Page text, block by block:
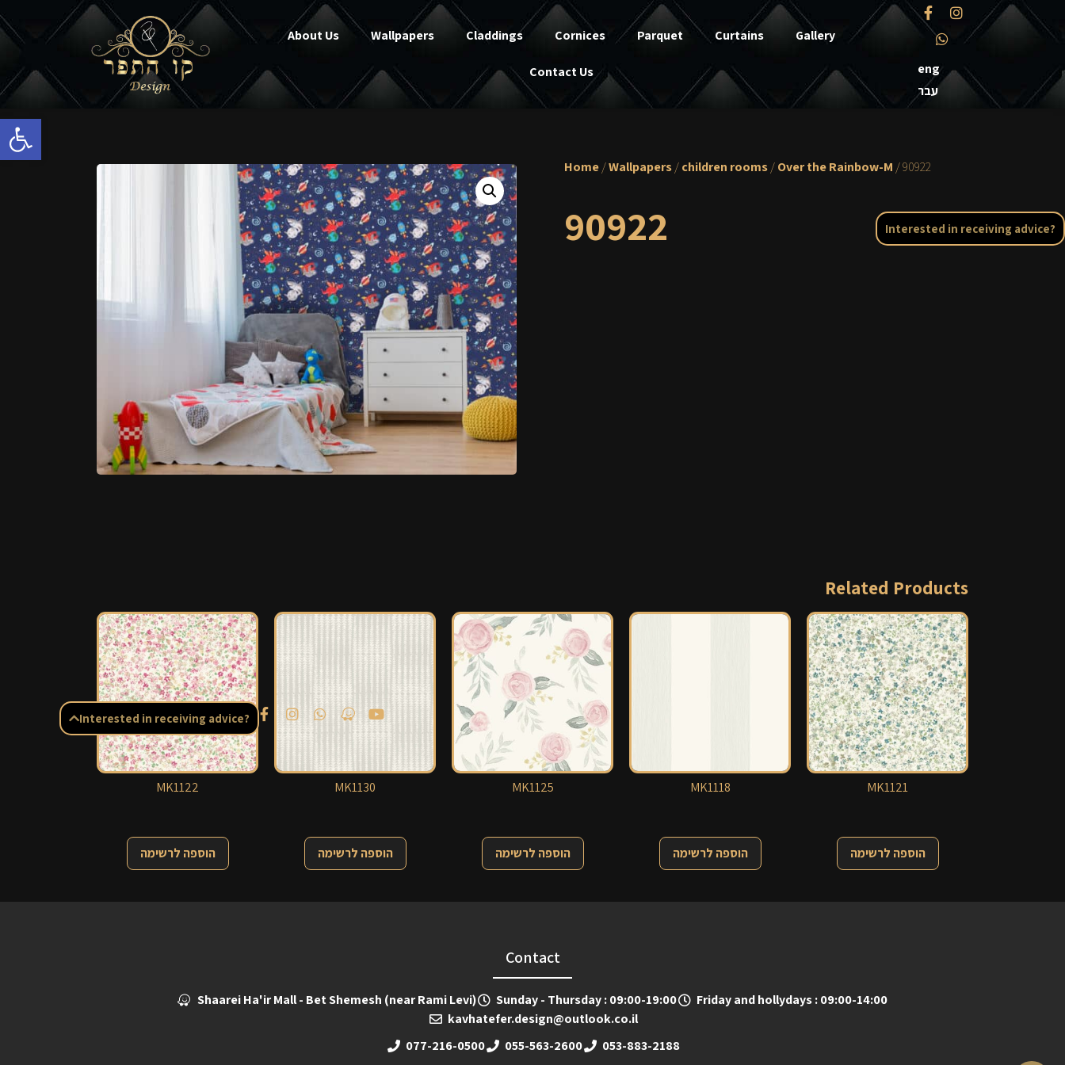
Open toolbar
About Us Wallpapers Claddings Cornices Parquet Curtains Gallery
Contact Us
eng
עבר
Home/Wallpapers/children rooms/Over the Rainbow-M / 90922
90922
Related Products
MK1122
הוספה לרשימה
MK1130
הוספה לרשימה
MK1125
הוספה לרשימה
MK1118
הוספה לרשימה
MK1121
הוספה לרשימה
Interested in receiving advice?
Interested in receiving advice?
Contact
Shaarei Ha'ir Mall - Bet Shemesh (near Rami Levi) Sunday - Thursday : 09:00-19:00
Friday and hollydays : 09:00-14:00
kavhatefer.design@outlook.co.il
077-216-0500
055-563-2600 053-883-2188